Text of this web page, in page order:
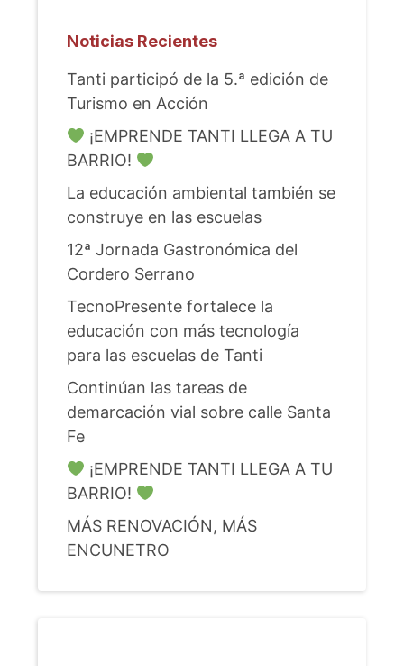
Noticias Recientes
Tanti participó de la 5.ª edición de
Turismo en Acción
¡EMPRENDE TANTI LLEGA A TU
BARRIO!
La educación ambiental también se
construye en las escuelas
12ª Jornada Gastronómica del
Cordero Serrano
TecnoPresente fortalece la
educación con más tecnología
para las escuelas de Tanti
Continúan las tareas de
demarcación vial sobre calle Santa
Fe
¡EMPRENDE TANTI LLEGA A TU
BARRIO!
MÁS RENOVACIÓN, MÁS
ENCUNETRO